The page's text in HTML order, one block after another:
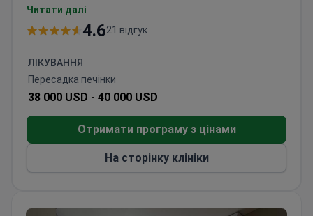
реанімації, госпіталізацію для пацієнта та донора,
передопераційні аналізи, медикаменти,
Ахмедов спеціалізується на трансплантації
печінки у складі Liv Hospital Group. Клініка
дотримується спрощеного процесу донорства в
ступеня. Післяопераційний догляд включає 20
днів спостереження після виписки.
Читати далі
4.621 відгук
ЛІКУВАННЯ
Пересадка печінки
38 000 USD - 40 000 USD
Отримати програму з цінами
На сторінку клініки